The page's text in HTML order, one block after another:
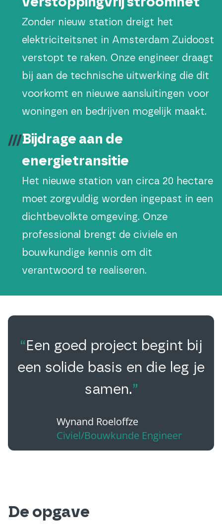
Zonder nieuw station dreigt het
elektriciteitsnet in Amsterdam Zuidoost
verstopt te raken. Onze engineer draagt
bij aan de technische uitwerking die dit
voorkomt en nieuwe aansluitingen voor
woningen en bedrijven mogelijk maakt.
Bijdrage aan de
energietransitie
Het nieuwe station van circa 20 hectare
moet zorgvuldig worden ingepast in een
dichtbevolkte omgeving. Onze
professional brengt de civiele en
bouwkundige kennis om dit
verantwoord te realiseren.
“ Een goed project begint bij
een solide basis en die leg je
samen.”
Wynand Roeloffze
Civiel/Bouwkunde Engineer
De opgave